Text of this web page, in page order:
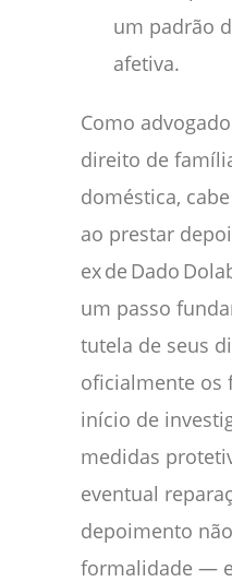
um padrão
afetiva.
Como
direito de
doméstica,
ao prestar
ex de Dado
um passo
tutela de seus
oficialmente os
início de
medidas
eventual
depoimento
formalidade —